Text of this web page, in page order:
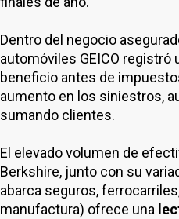
Dentro del negocio
automóviles GEICO registró
beneficio antes de
aumento en los siniestros,
sumando clientes.
El elevado volumen de
Berkshire, junto con su
abarca seguros,
manufactura) ofrece una